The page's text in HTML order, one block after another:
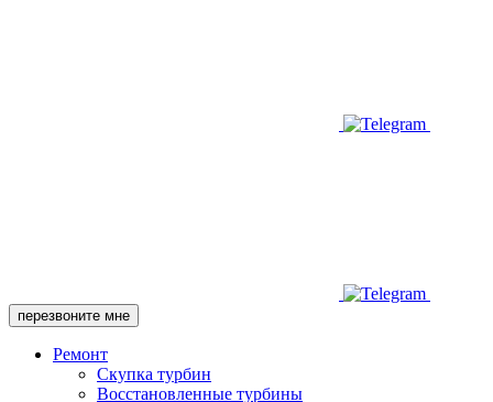
перезвоните мне
Ремонт
Скупка турбин
Восстановленные турбины